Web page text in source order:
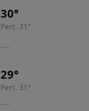
30°
Perc. 31°
—
29°
Perc. 31°
—